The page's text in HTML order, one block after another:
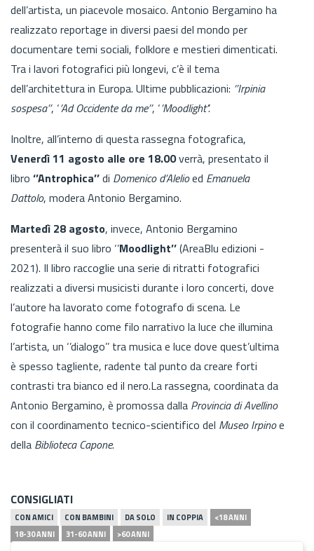
dell’artista, un piacevole mosaico. Antonio Bergamino ha
realizzato reportage in diversi paesi del mondo per
documentare temi sociali, folklore e mestieri dimenticati.
Tra i lavori fotografici più longevi, c’è il tema
dell’architettura in Europa. Ultime pubblicazioni: ‘’Irpinia
sospesa’’, ‘’Ad Occidente da me’’, ‘’Moodlight’’.
Inoltre, all’interno di questa rassegna fotografica,
Venerdì 11 agosto alle ore 18.00verrà, presentato il
libro ‘’Antrophica’’di Domenico d’Alelioed Emanuela
Dattolo, modera Antonio Bergamino.
Martedì 28 agosto, invece, Antonio Bergamino
presenterà il suo libro ‘’Moodlight’’(AreaBlu edizioni -
2021). Il libro raccoglie una serie di ritratti fotografici
realizzati a diversi musicisti durante i loro concerti, dove
l’autore ha lavorato come fotografo di scena. Le
fotografie hanno come filo narrativo la luce che illumina
l’artista, un ‘’dialogo’’ tra musica e luce dove quest’ultima
è spesso tagliente, radente tal punto da creare forti
contrasti tra bianco ed il nero.La rassegna, coordinata da
Antonio Bergamino, è promossa dalla Provincia di Avellino
con il coordinamento tecnico-scientifico del Museo Irpinoe
della Biblioteca Capone.
CONSIGLIATI
CON AMICI CON BAMBINI DA SOLO IN COPPIA
<18 ANNI
18-30 ANNI
31-60 ANNI >60 ANNI